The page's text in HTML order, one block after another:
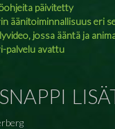
päivitetty
äänitoiminnallisuus eri
jossa ääntä ja
palvelu avattu